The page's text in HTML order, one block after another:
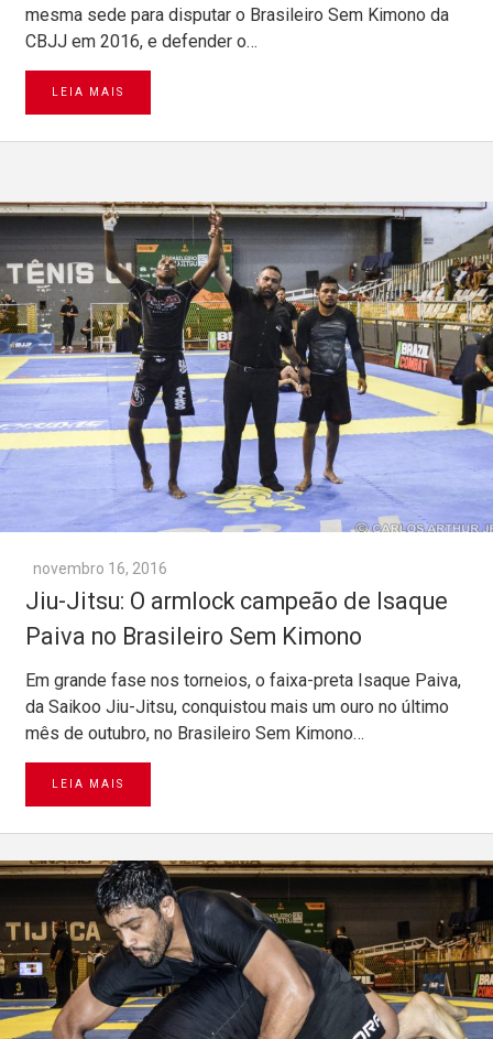
mesma sede para disputar o Brasileiro Sem Kimono da
CBJJ em 2016, e defender o…
LEIA MAIS
novembro 16, 2016
Jiu-Jitsu: O armlock campeão de Isaque
Paiva no Brasileiro Sem Kimono
Em grande fase nos torneios, o faixa-preta Isaque Paiva,
da Saikoo Jiu-Jitsu, conquistou mais um ouro no último
mês de outubro, no Brasileiro Sem Kimono…
LEIA MAIS